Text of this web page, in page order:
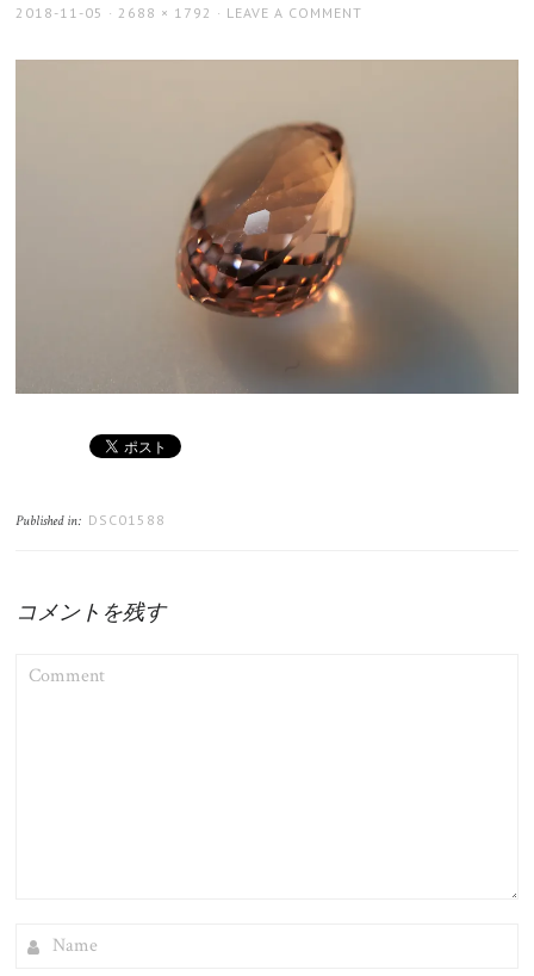
POSTED
2018-11-05
FULL
2688 × 1792 LEAVE A COMMENT
Published in: DSC01588
コメントを残す